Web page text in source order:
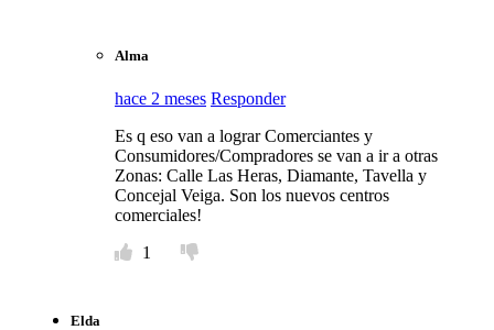
Alma
hace 2 meses Responder
Es q eso van a lograr Comerciantes y
Consumidores/Compradores se van a ir a otras
Zonas: Calle Las Heras, Diamante, Tavella y
Concejal Veiga. Son los nuevos centros
comerciales!
1
Elda